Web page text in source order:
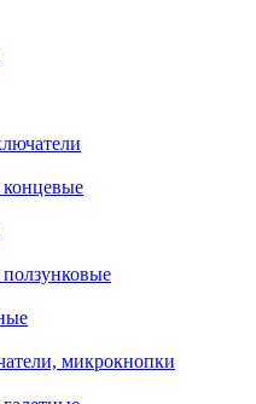
микрокнопки